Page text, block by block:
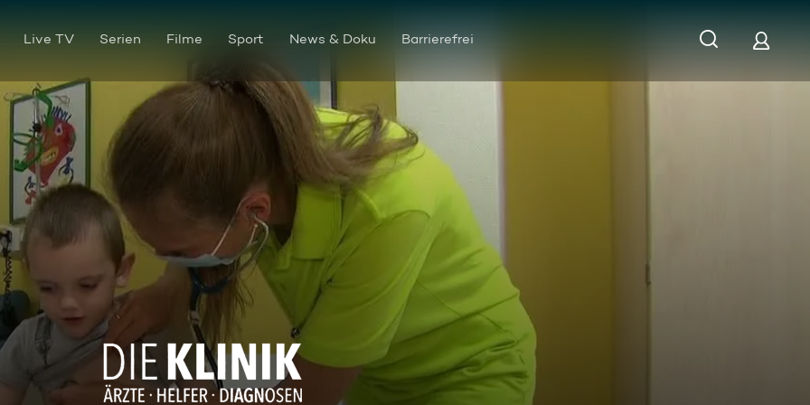
Live TV Serien Filme Sport News & Doku Barrierefrei
Mit viel Geduld gegen die Angst: Behandlung chronisch kranker Kinder